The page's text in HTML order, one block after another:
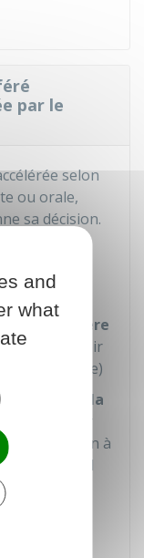
par le
selon
ou orale,
sa décision.
la requête
et
:
de caractère
la date butoir
déjà passée)
hors de la
référés
de la décision à
le tribunal
vous
and
what